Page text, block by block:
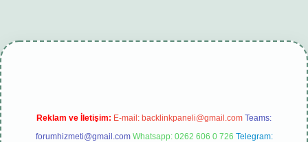
girişbetexper güncel
Reklam ve İletişim: E-mail: backlinkpaneli@gmail.com Teams:
forumhizmeti@gmail.com Whatsapp: 0262 606 0 726 Telegram: